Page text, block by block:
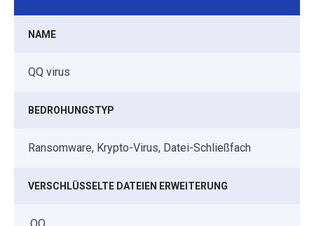
NAME
QQ virus
BEDROHUNGSTYP
Ransomware, Krypto-Virus, Datei-Schließfach
VERSCHLÜSSELTE DATEIEN ERWEITERUNG